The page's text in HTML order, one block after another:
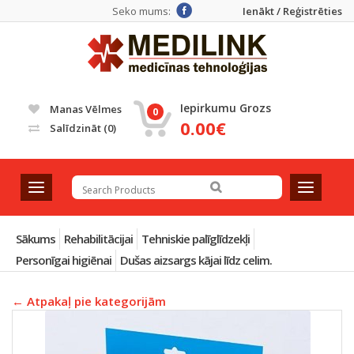
Ienākt / Reģistrēties
Seko mums:
Manas Vēlmes
Salīdzināt (0)
0 Iepirkumu Grozs
0.00€
T
o
g
g
e
a
T
o
g
e
Sākums Rehabilitācijai Tehniskie palīglīdzekļi
Personīgai higiēnai Dušas aizsargs kājai līdz celim.
← Atpakaļ pie kategorijām